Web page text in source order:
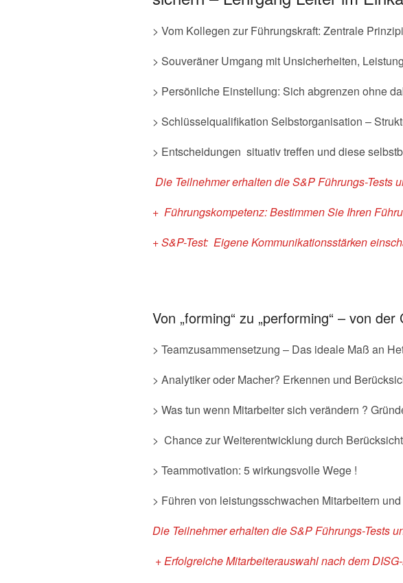
> Vom Kollegen zur Führungskraft: Zentrale
> Souveräner Umgang mit Unsicherheiten,
> Persönliche Einstellung: Sich abgrenzen ohne
> Schlüsselqualifikation Selbstorganisation –
> Entscheidungen situativ treffen und diese
Die Teilnehmer erhalten dieS&P Führungs-Tests
+ Führungskompetenz: Bestimmen Sie Ihren
+ S&P-Test: Eigene Kommunikationsstärken
Von „forming“ zu „performing“ – von
> Teamzusammensetzung – Das ideale Maß an
> Analytiker oder Macher? Erkennen und
> Was tun wenn Mitarbeiter sich verändern ?
> Chance zur Weiterentwicklung durch
> Teammotivation: 5 wirkungsvolle Wege !
> Führen von leistungsschwachen Mitarbeitern
Die Teilnehmer erhalten dieS&P Führungs-Tests
+ Erfolgreiche Mitarbeiterauswahl nach dem